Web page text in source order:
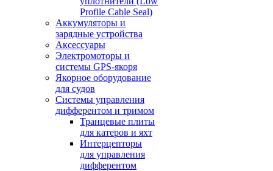
Profile Cable Seal)
Аккумуляторы и
зарядные устройства
Аксессуары
Электромоторы и
системы GPS-якоря
Якорное оборудование
для судов
Системы управления
дифферентом и тримом
Транцевые плиты
для катеров и яхт
Интерцепторы
для управления
дифферентом